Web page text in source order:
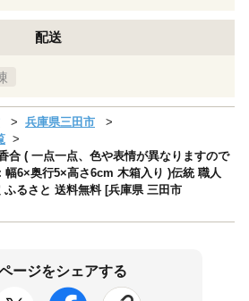
配送
兵庫県三田市
合 ( 一点一点、色や表情が異なりますので
幅6×奥行5×高さ6cm 木箱入り )伝統 職人
るさと 送料無料 [兵庫県 三田市
ージをシェアする